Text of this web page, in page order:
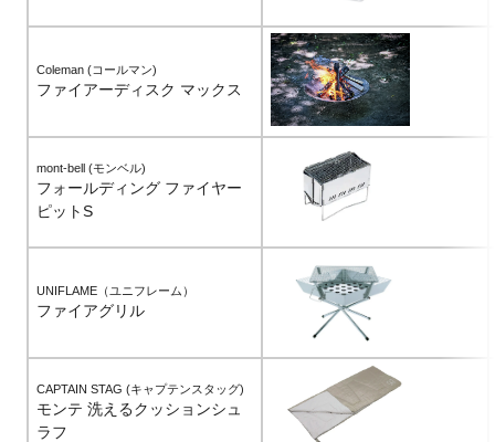
Coleman (コールマン)
ファイアーディスク マックス
mont-bell (モンベル)
フォールディング ファイヤー
ピットS
UNIFLAME（ユニフレーム）
ファイアグリル
CAPTAIN STAG (キャプテンスタッグ)
モンテ 洗えるクッションシュ
ラフ